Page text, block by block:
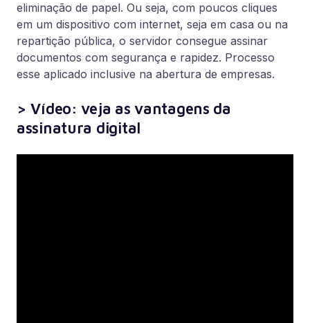
eliminação de papel. Ou seja, com poucos cliques
em um dispositivo com internet, seja em casa ou na
repartição pública, o servidor consegue assinar
documentos com segurança e rapidez. Processo
esse aplicado inclusive na abertura de empresas.
> Vídeo: veja as vantagens da
assinatura digital